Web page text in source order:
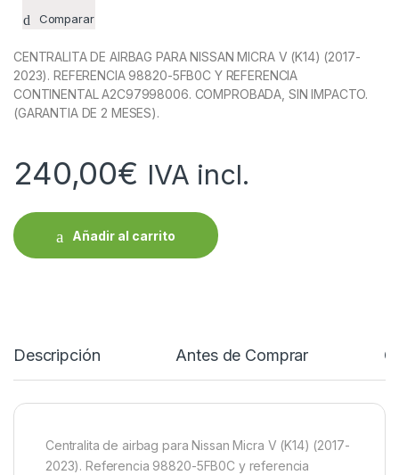
Comparar
CENTRALITA DE AIRBAG PARA NISSAN MICRA V (K14) (2017-
2023). REFERENCIA 98820-5FB0C Y REFERENCIA
CONTINENTAL A2C97998006. COMPROBADA, SIN IMPACTO.
(GARANTIA DE 2 MESES).
240,00€ IVA incl.
Añadir al carrito
Descripción Antes de Comprar
Centralita de airbag para Nissan Micra V (K14) (2017-
2023). Referencia 98820-5FB0C y referencia